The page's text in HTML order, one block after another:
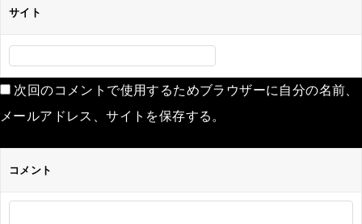
サイト
次回のコメントで使用するためブラウザーに自分の名前、
メールアドレス、サイトを保存する。
コメント